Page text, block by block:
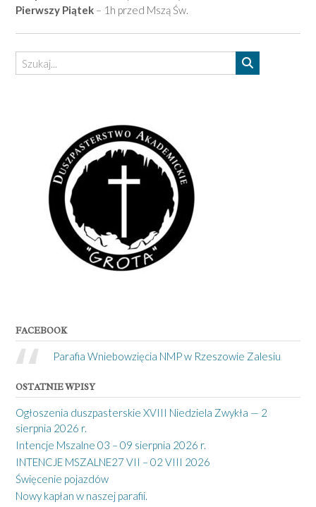
Pierwszy Piątek – 1h przed Mszą Św.
FACEBOOK
Parafia Wniebowzięcia NMP w Rzeszowie Zalesiu
OSTATNIE WPISY
Ogłoszenia duszpasterskie XVIII Niedziela Zwykła — 2
sierpnia 2026 r.
Intencje Mszalne 03 – 09 sierpnia 2026 r.
INTENCJE MSZALNE27 VII – 02 VIII 2026
Święcenie pojazdów
Nowy kapłan w naszej parafii.